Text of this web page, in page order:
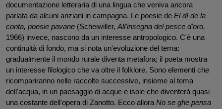
documentazione letteraria di una lingua che veniva ancora
parlata da alcuni anziani in campagna. Le poesie de El dì de la
conta, poesie pavane (Scheiwiller,
1966) invece, nascono da un interesse antropologico. C'è una
continuità di fondo, ma si nota un'evoluzione del tema:
gradualmente il mondo rurale diventa metafora; il poeta mostra
un interesse filologico che va oltre il folklore. Sono elementi che
ricompariranno nelle raccolte successive, insieme al tema
dell'acqua, in un paesaggio di acque e isole che diventerà quasi
una costante dell'opera di Zanotto. Ecco allora No se ghe pensa